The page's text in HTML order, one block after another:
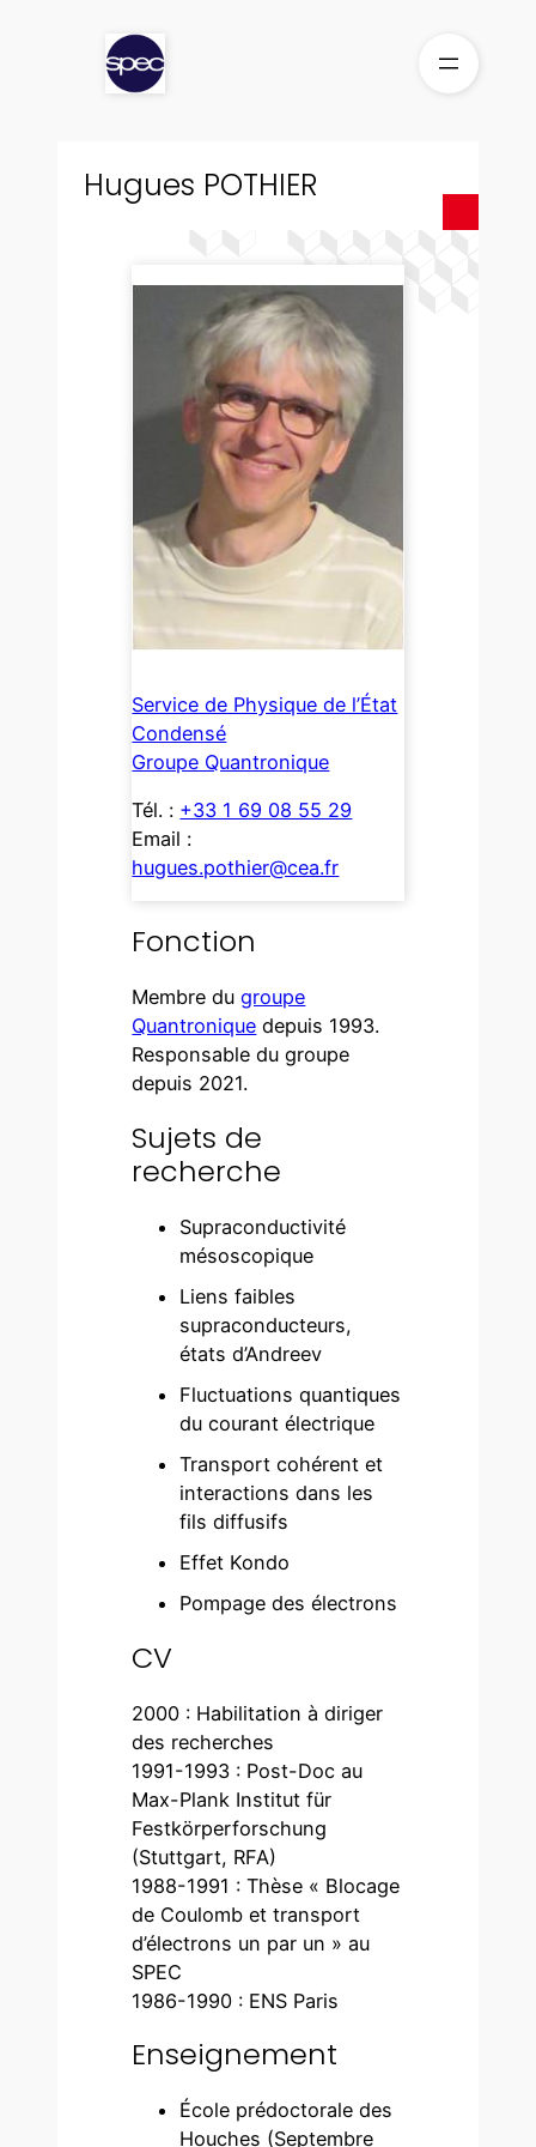
Hugues POTHIER
Service de Physique de l’État
Condensé
Groupe Quantronique
Tél. : +33 1 69 08 55 29
Email :
hugues.pothier@cea.fr
Fonction
Membre dugroupe
Quantronique depuis 1993.
Responsable du groupe
depuis 2021.
Sujets de
recherche
Supraconductivité
mésoscopique
Liens faibles
supraconducteurs,
états d’Andreev
Fluctuations quantiques
du courant électrique
Transport cohérent et
interactions dans les
fils diffusifs
Effet Kondo
Pompage des électrons
CV
2000 : Habilitation à diriger
des recherches
1991-1993 : Post-Doc au
Max-Plank Institut für
Festkörperforschung
(Stuttgart, RFA)
1988-1991 : Thèse « Blocage
de Coulomb et transport
d’électrons un par un » au
SPEC
1986-1990 : ENS Paris
Enseignement
École prédoctorale des
Houches (Septembre